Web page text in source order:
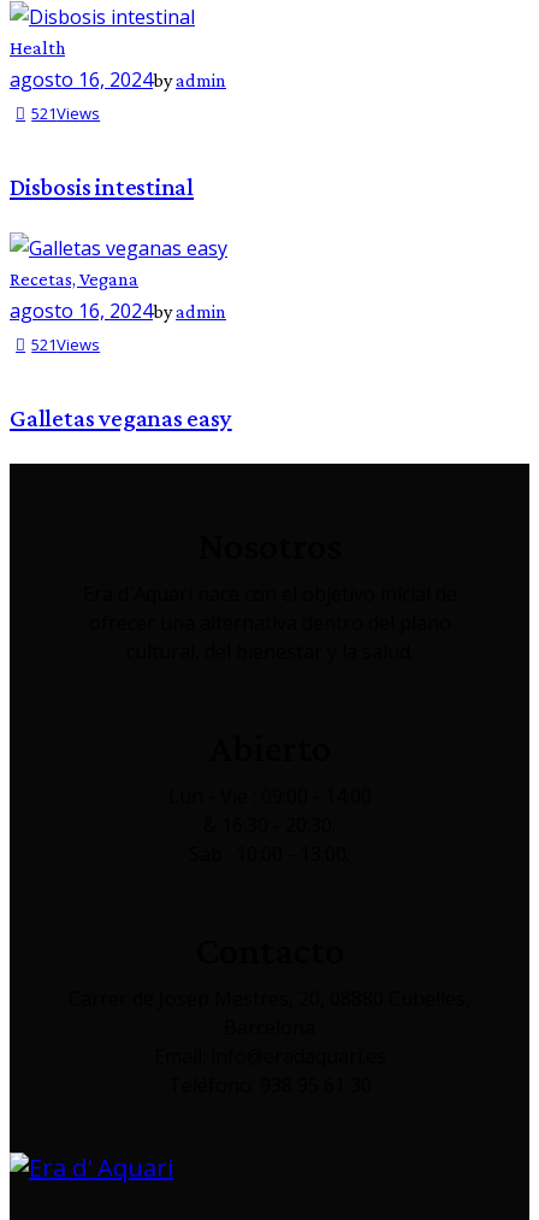
Health
agosto 16, 2024byadmin
521Views
Disbosis intestinal
Recetas, Vegana
agosto 16, 2024byadmin
521Views
Galletas veganas easy